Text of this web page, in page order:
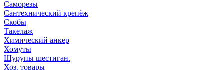
Саморезы
Сантехнический крепёж
Скобы
Такелаж
Химический анкер
Хомуты
Шурупы шестиган.
Хоз. товары